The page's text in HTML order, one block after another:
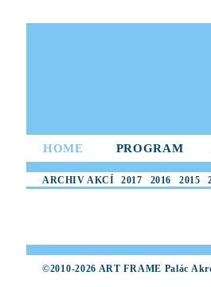
HOME PROGRAM
ARCHIV AKCÍ 2017 2016 2015
©2010-2026 ART FRAME Palác